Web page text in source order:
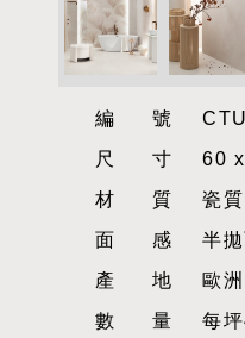
編號
尺寸60
材質瓷質
面感半拋
產地歐洲
數量每